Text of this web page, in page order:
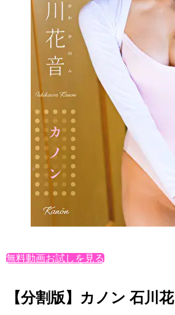
無料動画お試しを見る
【分割版】カノン 石川花